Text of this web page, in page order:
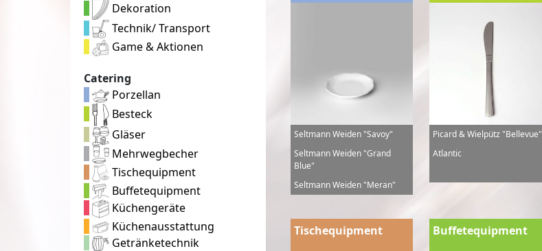
Dekoration
Technik/ Transport
Game & Aktionen
Catering
Porzellan
Besteck
Gläser
Mehrwegbecher
Tischequipment
Buffetequipment
Küchengeräte
Küchenausstattung
Getränketechnik
Seltmann Weiden "Savoy"
Seltmann Weiden "Grand
Blue"
Seltmann Weiden "Meran"
Picard & Wielpütz "Bellevue"
Atlantic
Tischequipment Buffetequipment